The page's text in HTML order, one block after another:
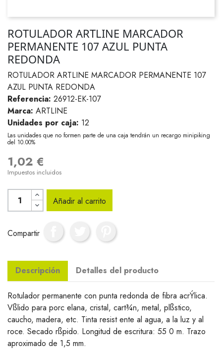
ROTULADOR ARTLINE MARCADOR
PERMANENTE 107 AZUL PUNTA
REDONDA
ROTULADOR ARTLINE MARCADOR PERMANENTE 107
AZUL PUNTA REDONDA
Referencia: 26912-EK-107
Marca: ARTLINE
Unidades por caja: 12
Las unidades que no formen parte de una caja tendrán un recargo minipiking
del 10.00%
1,02 €
Impuestos incluidos
Añadir al carrito
Compartir
Descripción Detalles del producto
Rotulador permanente con punta redonda de fibra acrÝlica.
Vßlido para porc elana, cristal, cart¾n, metal, plßstico,
caucho, madera, etc. Tinta resist ente al agua, a la luz y al
roce. Secado rßpido. Longitud de escritura: 55 0 m. Trazo
aproximado de 1,5 mm.